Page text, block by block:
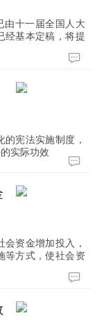
由十一届全国人大
经基本定稿，将提
宪法实施制度，
实际功效
资金增加投入，
等方式，使社会资